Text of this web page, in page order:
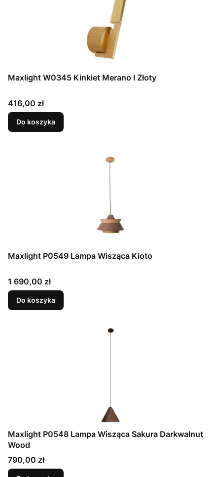
Maxlight W0345 Kinkiet Merano I Złoty
Cena
416,00 zł
Do koszyka
Maxlight P0549 Lampa Wisząca Kioto
Cena
1 690,00 zł
Do koszyka
Maxlight P0548 Lampa Wisząca Sakura Darkwalnut
Wood
Cena
790,00 zł